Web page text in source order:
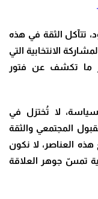
تتآكل الثقة في هذه
الانتخابية التي
ما تكشف عن فتور
لا تُختزل في
المجتمعي والثقة
هذه العناصر، لا نكون
تمسّ جوهر العلاقة